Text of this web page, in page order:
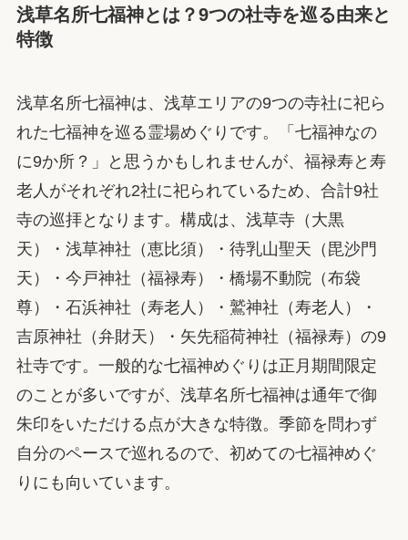
浅草名所七福神とは？9つの社寺を巡る由来と
特徴
浅草名所七福神は、浅草エリアの9つの寺社に祀ら
れた七福神を巡る霊場めぐりです。「七福神なの
に9か所？」と思うかもしれませんが、福禄寿と寿
老人がそれぞれ2社に祀られているため、合計9社
寺の巡拝となります。構成は、浅草寺（大黒
天）・浅草神社（恵比須）・待乳山聖天（毘沙門
天）・今戸神社（福禄寿）・橋場不動院（布袋
尊）・石浜神社（寿老人）・鷲神社（寿老人）・
吉原神社（弁財天）・矢先稲荷神社（福禄寿）の9
社寺です。一般的な七福神めぐりは正月期間限定
のことが多いですが、浅草名所七福神は通年で御
朱印をいただける点が大きな特徴。季節を問わず
自分のペースで巡れるので、初めての七福神めぐ
りにも向いています。